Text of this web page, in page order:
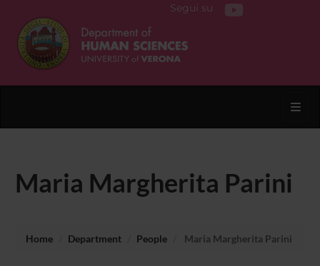
Segui su
Maria Margherita Parini
Home Department People Maria Margherita Parini